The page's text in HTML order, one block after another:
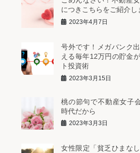
につきこちらをご紹介し
2023年4月7日
号外です！メガバンク
える毎年12万円の貯金
ト投資術
2023年3月15日
桃の節句で不動産女子
時代だから
2023年3月3日
女性限定「貧乏ひまな